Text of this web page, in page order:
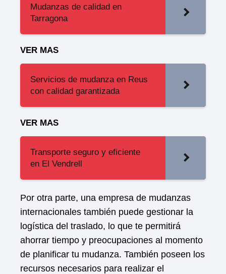
Mudanzas de calidad en
Tarragona
VER MAS
Servicios de mudanza en Reus
con calidad garantizada
VER MAS
Transporte seguro y eficiente
en El Vendrell
Por otra parte, una empresa de mudanzas
internacionales también puede gestionar la
logística del traslado, lo que te permitirá
ahorrar tiempo y preocupaciones al momento
de planificar tu mudanza. También poseen los
recursos necesarios para realizar el